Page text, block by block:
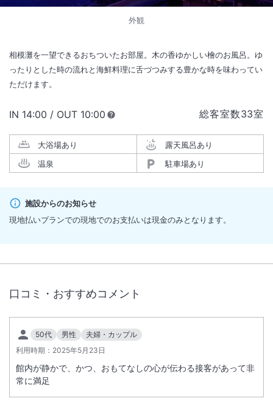
外観
相模灘を一望できるおちついたお部屋。木の香ゆかしい檜のお風呂。ゆ
ったりとした時の流れと海鮮料理に舌づつみする豊かな時を味わってい
ただけます。
総客室数33室
IN チェックイン
14:00 / OUT チェックアウト
10:00
大浴場あり
露天風呂あり
温泉
駐車場あり
施設からのお知らせ
現地払いプランでの現地でのお支払いは現金のみとなります。
口コミ・おすすめコメント
50代 男性
夫婦・カップル
利用時期： 2025年5月23日
館内が静かで、かつ、おもてなしの心が伝わる接客があって非
常に満足